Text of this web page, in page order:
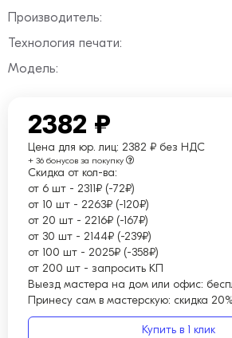
Производитель:
Технология печати:
Модель:
2382 ₽
Цена для юр. лиц: 2382 ₽ без НДС
+ 36 бонусов за покупку
Скидка от кол-ва:
от 6 шт - 2311₽ (-72₽)
от 10 шт - 2263₽ (-120₽)
от 20 шт - 2216₽ (-167₽)
от 30 шт - 2144₽ (-239₽)
от 100 шт - 2025₽ (-358₽)
от 200 шт - запросить КП
Выезд мастера на дом или офис:
Принесу сам в мастерскую: скидка
Купить в 1 клик